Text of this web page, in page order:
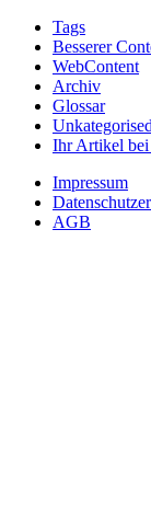
Tags
Besserer
WebContent
Archiv
Glossar
Unkategorised
Ihr Artikel bei
Impressum
AGB